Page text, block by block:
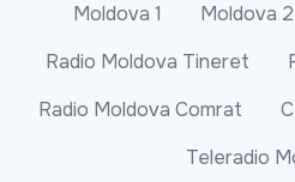
Moldova 1 Moldova 2
Radio Moldova Tineret
Radio Moldova Comrat
Teleradio